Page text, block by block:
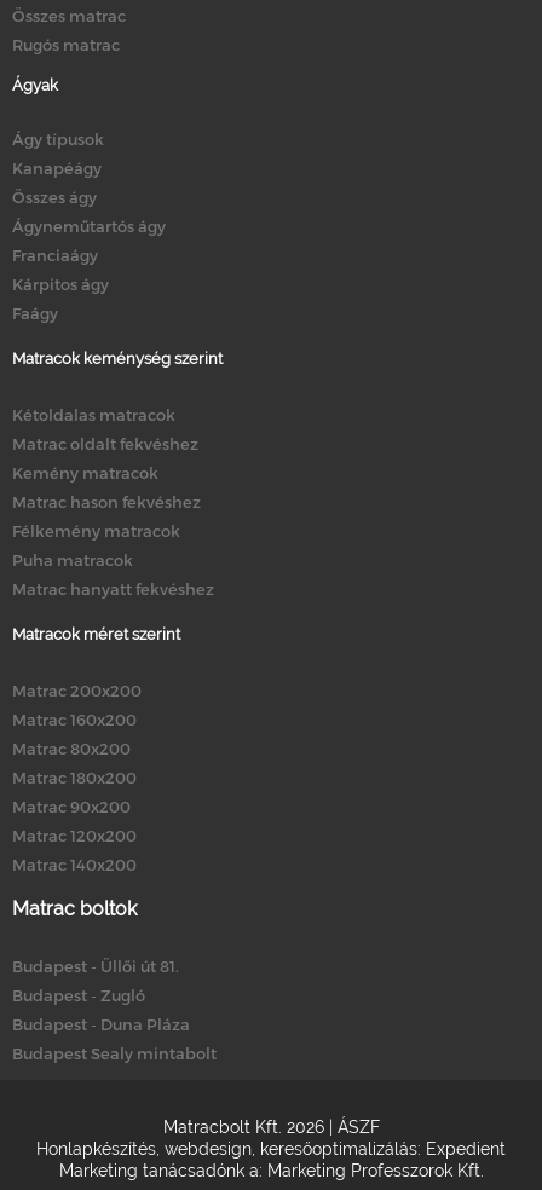
Összes matrac
Rugós matrac
Ágyak
Ágy típusok
Kanapéágy
Összes ágy
Ágyneműtartós ágy
Franciaágy
Kárpitos ágy
Faágy
Matracok keménység szerint
Kétoldalas matracok
Matrac oldalt fekvéshez
Kemény matracok
Matrac hason fekvéshez
Félkemény matracok
Puha matracok
Matrac hanyatt fekvéshez
Matracok méret szerint
Matrac 200x200
Matrac 160x200
Matrac 80x200
Matrac 180x200
Matrac 90x200
Matrac 120x200
Matrac 140x200
Matrac boltok
Budapest - Üllői út 81.
Budapest - Zugló
Budapest - Duna Pláza
Budapest Sealy mintabolt
Matracbolt Kft. 2026 | ÁSZF
Honlapkészítés webdesign keresőoptimalizálás: Expedient
Marketing tanácsadónk a: Marketing Professzorok Kft.